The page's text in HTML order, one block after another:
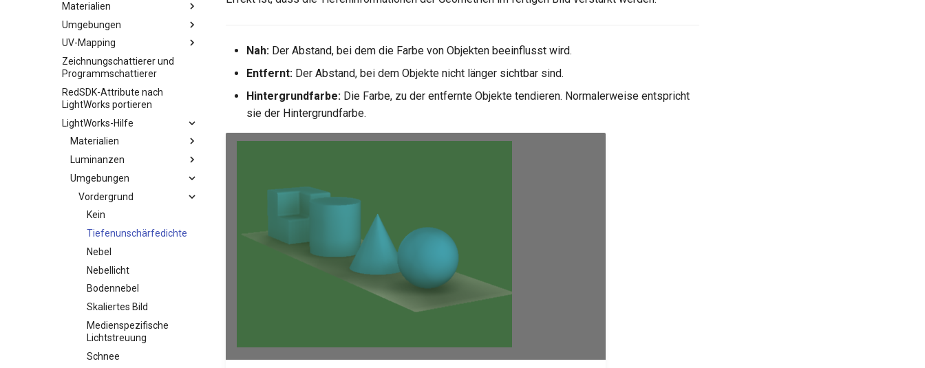
Materialien
Umgebungen
UV-Mapping
Zeichnungschattierer und
Programmschattierer
RedSDK-Attribute nach
LightWorks portieren
LightWorks-Hilfe
Materialien
Luminanzen
Umgebungen
Vordergrund
Kein
Tiefenunschärfedichte
Nebel
Nebellicht
Bodennebel
Skaliertes Bild
Medienspezifische
Lichtstreuung
Schnee
Nah: Der Abstand, bei dem die Farbe von Objekten beeinflusst wird.
Entfernt: Der Abstand, bei dem Objekte nicht länger sichtbar sind.
Hintergrundfarbe: Die Farbe, zu der entfernte Objekte tendieren. Normalerweise entspricht
sie der Hintergrundfarbe.